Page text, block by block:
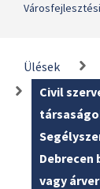
Ülések
Civil
Debrecen
vagy